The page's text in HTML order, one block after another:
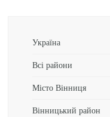
Україна
Всі райони
Місто Вінниця
Вінницький район